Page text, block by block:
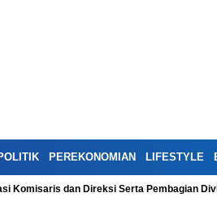
PEREKONOMIAN LIFESTYLE
Komisaris dan Direksi Serta Pembagian